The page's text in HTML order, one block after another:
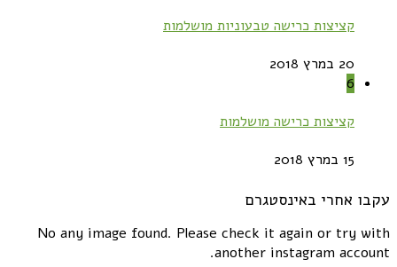
קציצות כרישה טבעוניות מושלמות
20 במרץ 2018
6
קציצות כרישה מושלמות
15 במרץ 2018
עקבו אחרי באינסטגרם
No any image found. Please check it again or try with
another instagram account.